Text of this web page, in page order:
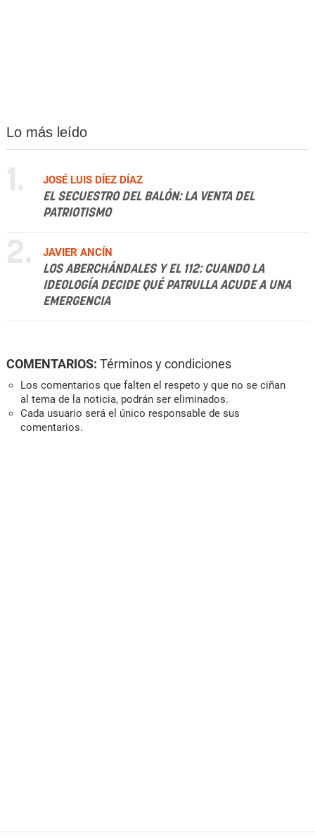
Lo más leído
1.
JOSÉ LUIS DÍEZ DÍAZ
EL SECUESTRO DEL BALÓN: LA VENTA DEL
PATRIOTISMO
2.
JAVIER ANCÍN
LOS ABERCHÁNDALES Y EL 112: CUANDO LA
IDEOLOGÍA DECIDE QUÉ PATRULLA ACUDE A UNA
EMERGENCIA
COMENTARIOS: Términos y condiciones
Los comentarios que falten el respeto y que no se ciñan
al tema de la noticia, podrán ser eliminados.
Cada usuario será el único responsable de sus
comentarios.